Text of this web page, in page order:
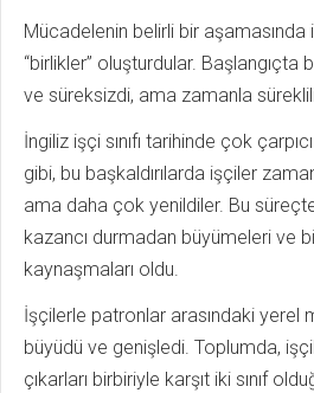
Mücadelenin belirli bir aşamasında
“birlikler” oluşturdular. Başlangıçta
ve süreksizdi, ama zamanla
İngiliz işçi sınıfı tarihinde çok
gibi, bu başkaldırılarda işçiler
ama daha çok yenildiler. Bu
kazancı durmadan büyümeleri ve
kaynaşmaları oldu.
İşçilerle patronlar arasındaki yerel
büyüdü ve genişledi. Toplumda,
çıkarları birbiriyle karşıt iki sınıf